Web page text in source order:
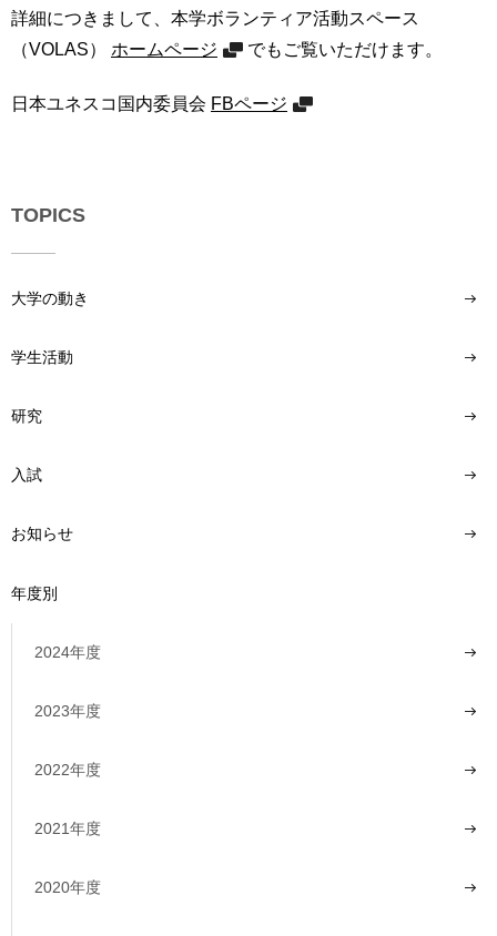
サ
イ
ト
ッ
詳細につきまして、本学ボランティア活動スペース
（VOLAS） ホームページ でもご覧いただけます。
日本ユネスコ国内委員会 FBページ
TOPICS
大学の動き
学生活動
研究
入試
お知らせ
年度別
2024年度
2023年度
2022年度
2021年度
2020年度